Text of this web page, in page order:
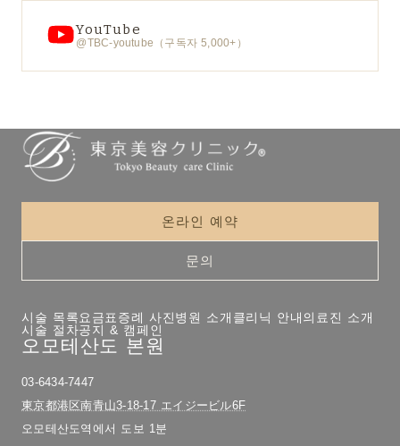
YouTube
@TBC-youtube（구독자 5,000+）
온라인 예약
문의
시술 목록요금표 증례 사진병원 소개 클리닉 안내의료진 소개
시술 절차공지 & 캠페인
오모테산도 본원
03-6434-7447
東京都港区南青山3-18-17 エイジービル6F
오모테산도역에서 도보 1분